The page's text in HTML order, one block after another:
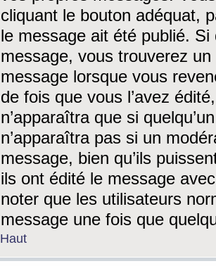
cliquant le bouton adéquat,
le message ait été publié. Si
message, vous trouverez
message lorsque vous
de fois que vous l’avez
n’apparaîtra que si
n’apparaîtra pas si un
message, bien qu’ils
ils ont édité le message
noter que les utilisateurs
message une fois que
Haut